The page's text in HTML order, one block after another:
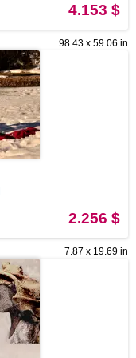
4.153 $
98.43 x 59.06 in
2.256 $
7.87 x 19.69 in